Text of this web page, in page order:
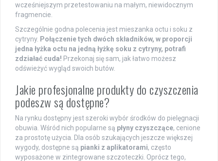
wcześniejszym przetestowaniu na małym, niewidocznym
fragmencie.
Szczególnie godna polecenia jest mieszanka octu i soku z
cytryny. Połączenie tych dwóch składników, w proporcji
jedna łyżka octu na jedną łyżkę soku z cytryny, potrafi
zdziałać cuda! Przekonaj się sam, jak łatwo możesz
odświeżyć wygląd swoich butów.
Jakie profesjonalne produkty do czyszczenia
podeszw są dostępne?
Na rynku dostępny jest szeroki wybór środków do pielęgnacji
obuwia. Wśród nich popularne są płyny czyszczące, cenione
za prostotę użycia. Dla osób szukających jeszcze większej
wygody, dostępne są pianki z aplikatorami, często
wyposażone w zintegrowane szczoteczki. Oprócz tego,